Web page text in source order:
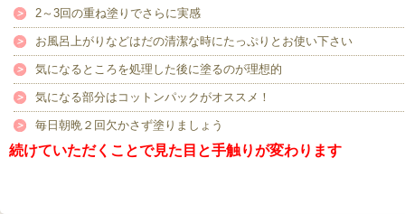
2～3回の重ね塗りでさらに実感
お風呂上がりなどはだの清潔な時にたっぷりとお使い下さい
気になるところを処理した後に塗るのが理想的
気になる部分はコットンパックがオススメ！
毎日朝晩２回欠かさず塗りましょう
続けていただくことで見た目と手触りが変わります